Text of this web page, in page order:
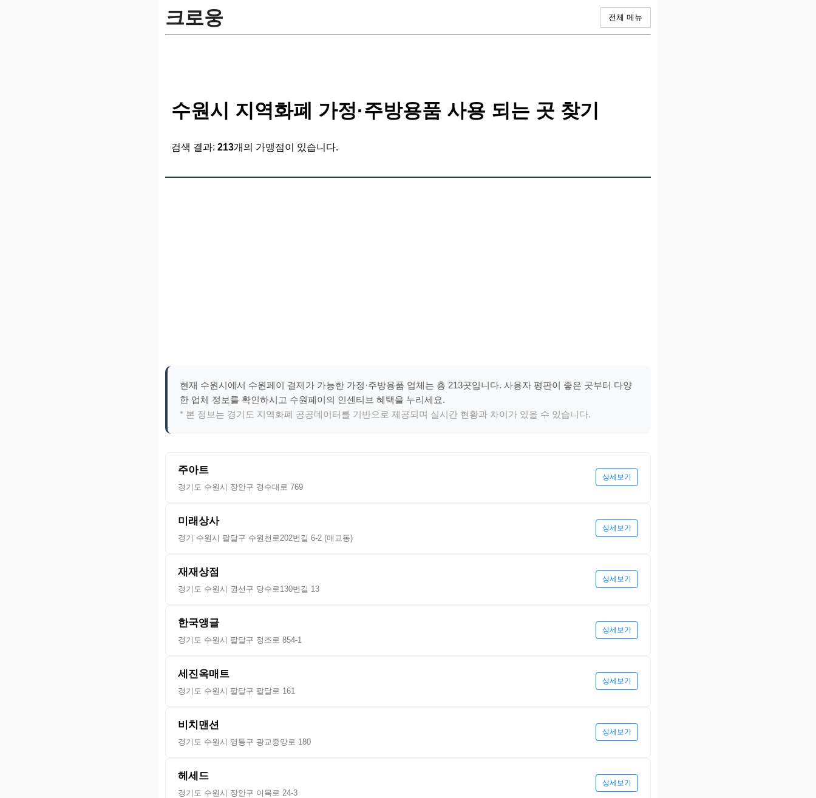
크로웅 전체 메뉴
수원시 지역화폐 가정·주방용품 사용 되는 곳 찾기
검색 결과: 213개의 가맹점이 있습니다.
현재 수원시에서 수원페이 결제가 가능한 가정·주방용품 업체는 총 213곳입니다. 사용자 평판이 좋은 곳부터 다양
한 업체 정보를 확인하시고 수원페이의 인센티브 혜택을 누리세요.
* 본 정보는 경기도 지역화폐 공공데이터를 기반으로 제공되며 실시간 현황과 차이가 있을 수 있습니다.
주아트
경기도 수원시 장안구 경수대로 769
상세보기
미래상사
경기 수원시 팔달구 수원천로202번길 6-2 (매교동)
상세보기
재재상점
경기도 수원시 권선구 당수로130번길 13
상세보기
한국앵글
경기도 수원시 팔달구 정조로 854-1
상세보기
세진옥매트
경기도 수원시 팔달구 팔달로 161
상세보기
비치맨션
경기도 수원시 영통구 광교중앙로 180
상세보기
헤세드
경기도 수원시 장안구 이목로 24-3
상세보기